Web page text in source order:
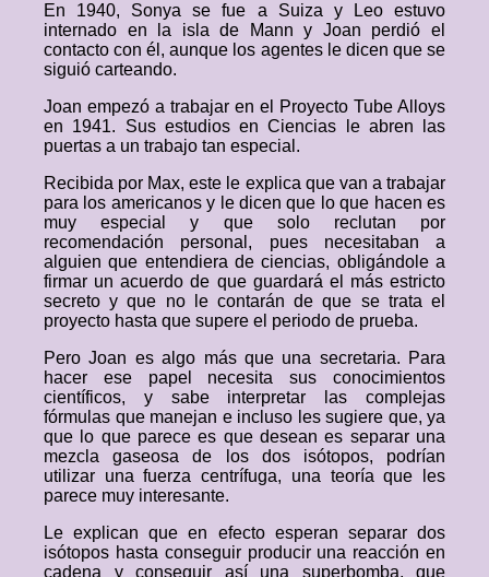
En 1940, Sonya se fue a Suiza y Leo estuvo
internado en la isla de Mann y Joan perdió el
contacto con él, aunque los agentes le dicen que se
siguió carteando.
Joan empezó a trabajar en el Proyecto Tube Alloys
en 1941. Sus estudios en Ciencias le abren las
puertas a un trabajo tan especial.
Recibida por Max, este le explica que van a trabajar
para los americanos y le dicen que lo que hacen es
muy especial y que solo reclutan por
recomendación personal, pues necesitaban a
alguien que entendiera de ciencias, obligándole a
firmar un acuerdo de que guardará el más estricto
secreto y que no le contarán de que se trata el
proyecto hasta que supere el periodo de prueba.
Pero Joan es algo más que una secretaria. Para
hacer ese papel necesita sus conocimientos
científicos, y sabe interpretar las complejas
fórmulas que manejan e incluso les sugiere que, ya
que lo que parece es que desean es separar una
mezcla gaseosa de los dos isótopos, podrían
utilizar una fuerza centrífuga, una teoría que les
parece muy interesante.
Le explican que en efecto esperan separar dos
isótopos hasta conseguir producir una reacción en
cadena y conseguir así una superbomba, que